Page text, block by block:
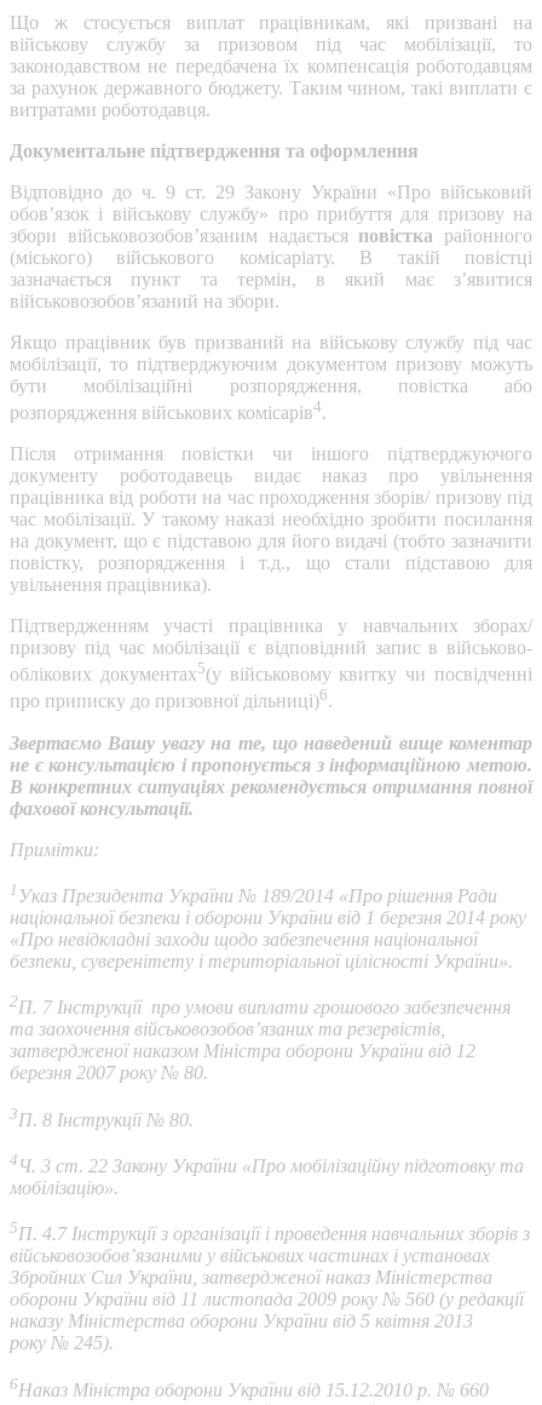
Що ж стосується виплат працівникам, які призвані на
військову службу за призовом під час мобілізації, то
законодавством не передбачена їх компенсація роботодавцям
за рахунок державного бюджету. Таким чином, такі виплати є
витратами роботодавця.
Документальне підтвердження та оформлення
Відповідно до ч. 9 ст. 29 Закону України «Про військовий
обов’язок і військову службу» про прибуття для призову на
збори військовозобов’язаним надається повістка районного
(міського) військового комісаріату. В такій повістці
зазначається пункт та термін, в який має з’явитися
військовозобов’язаний на збори.
Якщо працівник був призваний на військову службу під час
мобілізації, то підтверджуючим документом призову можуть
бути мобілізаційні розпорядження, повістка або
розпорядження військових комісарів4.
Після отримання повістки чи іншого підтверджуючого
документу роботодавець видає наказ про увільнення
працівника від роботи на час проходження зборів/ призову під
час мобілізації. У такому наказі необхідно зробити посилання
на документ, що є підставою для його видачі (тобто зазначити
повістку, розпорядження і т.д., що стали підставою для
увільнення працівника).
Підтвердженням участі працівника у навчальних зборах/
призову під час мобілізації є відповідний запис в військово-
облікових документах5(у військовому квитку чи посвідченні
про приписку до призовної дільниці)6.
Звертаємо Вашу увагу на те, що наведений вище коментар
не є консультацією і пропонується з інформаційною метою.
В конкретних ситуаціях рекомендується отримання повної
фахової консультації.
Примітки:
1 Указ Президента України № 189/2014 «Про рішення Ради
національної безпеки і оборони України від 1 березня 2014 року
«Про невідкладні заходи щодо забезпечення національної
безпеки, суверенітету і територіальної цілісності України».
2П. 7 Інструкції про умови виплати грошового забезпечення
та заохочення військовозобов’язаних та резервістів,
затвердженої наказом Міністра оборони України від 12
березня 2007 року № 80.
3П. 8 Інструкції № 80.
4 Ч. 3 ст. 22 Закону України «Про мобілізаційну підготовку та
мобілізацію».
5П. 4.7 Інструкції з організації і проведення навчальних зборів з
військовозобов’язаними у військових частинах і установах
Збройних Сил України, затвердженої наказ Міністерства
оборони України від 11 листопада 2009 року № 560 (у редакції
наказу Міністерства оборони України від 5 квітня 2013
року № 245).
6Наказ Міністра оборони України від 15.12.2010 р. № 660